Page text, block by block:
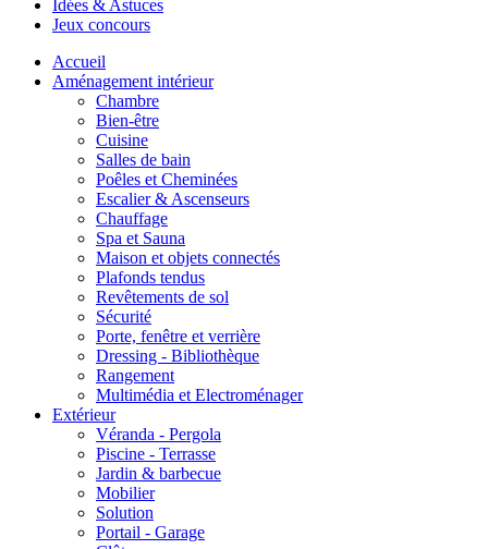
Idées & Astuces
Jeux concours
Accueil
Aménagement intérieur
Chambre
Bien-être
Cuisine
Salles de bain
Poêles et Cheminées
Escalier & Ascenseurs
Chauffage
Spa et Sauna
Maison et objets connectés
Plafonds tendus
Revêtements de sol
Sécurité
Porte, fenêtre et verrière
Dressing - Bibliothèque
Rangement
Multimédia et Electroménager
Extérieur
Véranda - Pergola
Piscine - Terrasse
Jardin & barbecue
Mobilier
Solution
Portail - Garage